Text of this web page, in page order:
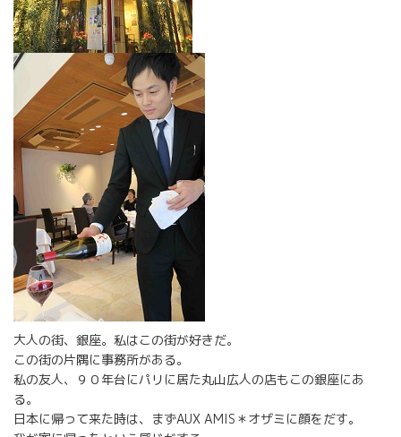
大人の街、銀座。私はこの街が好きだ。
この街の片隅に事務所がある。
私の友人、９０年台にパリに居た丸山広人の店もこの銀座にあ
る。
日本に帰って来た時は、まずAUX AMIS＊オザミに顔をだす。